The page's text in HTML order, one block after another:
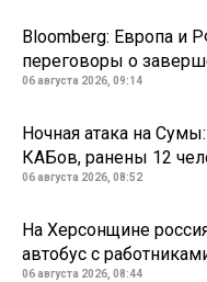
Bloomberg: Европа и
переговоры о
06 августа 2026, 09:14
Ночная атака на
КАБов, ранены 12
06 августа 2026, 08:52
На Херсонщине
автобус с
06 августа 2026, 08:44